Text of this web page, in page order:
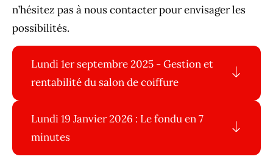
n’hésitez pas à nous contacter pour envisager les
possibilités.
Lundi 1er septembre 2025 - Gestion et
rentabilité du salon de coiffure
Lundi 19 Janvier 2026 : Le fondu en 7
minutes